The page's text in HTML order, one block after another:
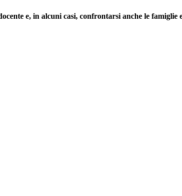
e, in alcuni casi, confrontarsi anche le